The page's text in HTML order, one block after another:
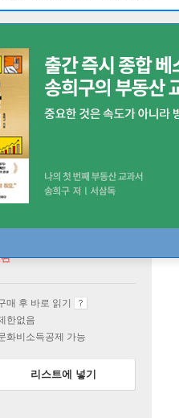
[ EPUB ]
매 후 바로 읽기
한없음
화비소득공제 가능
리스트에 넣기